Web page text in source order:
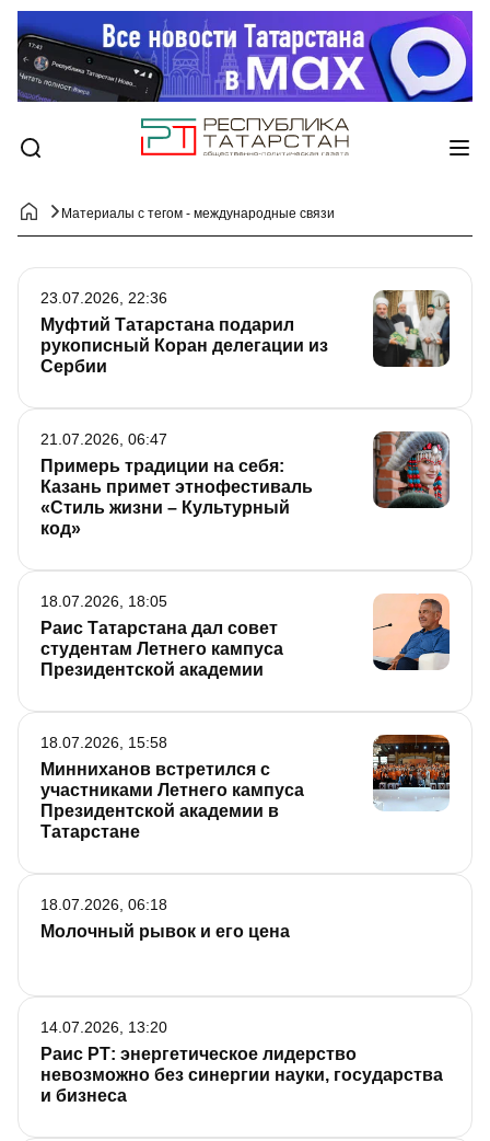
Материалы с тегом - международные связи
Муфтий Татарстана подарил
рукописный Коран делегации из
Сербии
23.07.2026, 22:36
Примерь традиции на себя:
Казань примет этнофестиваль
«Стиль жизни – Культурный
код»
21.07.2026, 06:47
Раис Татарстана дал совет
студентам Летнего кампуса
Президентской академии
18.07.2026, 18:05
Минниханов встретился с
участниками Летнего кампуса
Президентской академии в
Татарстане
18.07.2026, 15:58
Молочный рывок и его цена
18.07.2026, 06:18
Раис РТ: энергетическое лидерство
невозможно без синергии науки, государства
и бизнеса
14.07.2026, 13:20